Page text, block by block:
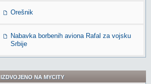
Orešnik
Nabavka borbenih aviona Rafal za vojsku
Srbije
IZDVOJENO NA MYCITY